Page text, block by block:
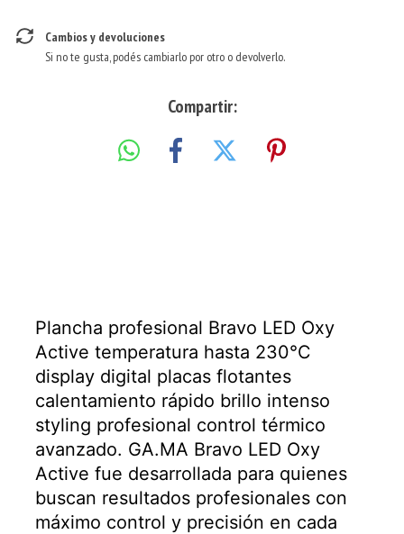
Cambios y devoluciones
Si no te gusta, podés cambiarlo por otro o devolverlo.
Compartir:
Plancha profesional Bravo LED Oxy
Active temperatura hasta 230°C
display digital placas flotantes
calentamiento rápido brillo intenso
styling profesional control térmico
avanzado. GA.MA Bravo LED Oxy
Active fue desarrollada para quienes
buscan resultados profesionales con
máximo control y precisión en cada